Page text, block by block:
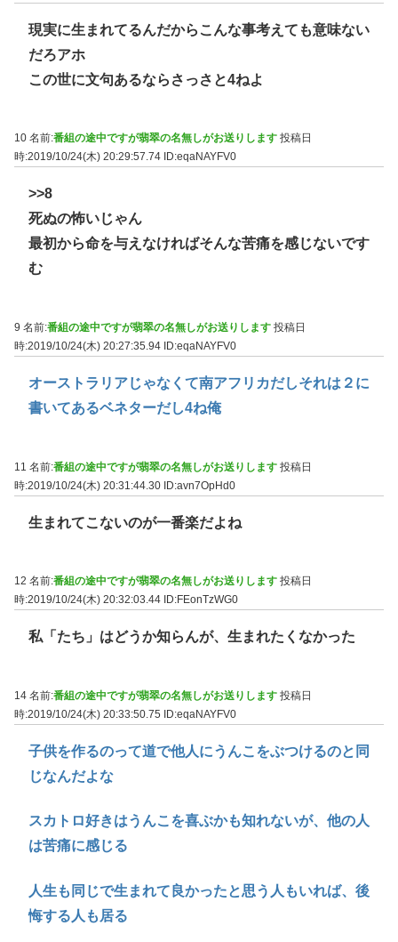
現実に生まれてるんだからこんな事考えても意味ない
だろアホ
この世に文句あるならさっさと4ねよ
10 名前:番組の途中ですが翡翠の名無しがお送りします 投稿日
時:2019/10/24(木) 20:29:57.74 ID:eqaNAYFV0
>>8
死ぬの怖いじゃん
最初から命を与えなければそんな苦痛を感じないです
む
9 名前:番組の途中ですが翡翠の名無しがお送りします 投稿日
時:2019/10/24(木) 20:27:35.94 ID:eqaNAYFV0
オーストラリアじゃなくて南アフリカだしそれは２に
書いてあるベネターだし4ね俺
11 名前:番組の途中ですが翡翠の名無しがお送りします 投稿日
時:2019/10/24(木) 20:31:44.30 ID:avn7OpHd0
生まれてこないのが一番楽だよね
12 名前:番組の途中ですが翡翠の名無しがお送りします 投稿日
時:2019/10/24(木) 20:32:03.44 ID:FEonTzWG0
私「たち」はどうか知らんが、生まれたくなかった
14 名前:番組の途中ですが翡翠の名無しがお送りします 投稿日
時:2019/10/24(木) 20:33:50.75 ID:eqaNAYFV0
子供を作るのって道で他人にうんこをぶつけるのと同
じなんだよな
スカトロ好きはうんこを喜ぶかも知れないが、他の人
は苦痛に感じる
人生も同じで生まれて良かったと思う人もいれば、後
悔する人も居る